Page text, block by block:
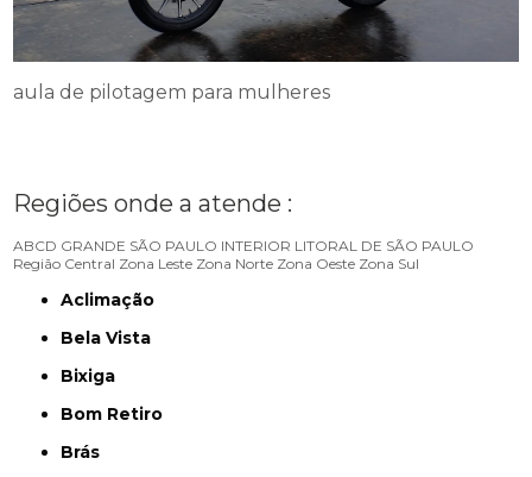
aula de pilotagem para mulheres
Regiões onde a atende :
ABCD GRANDE SÃO PAULO INTERIOR LITORAL DE SÃO PAULO
Região Central Zona Leste Zona Norte Zona Oeste Zona Sul
Aclimação
Bela Vista
Bixiga
Bom Retiro
Brás